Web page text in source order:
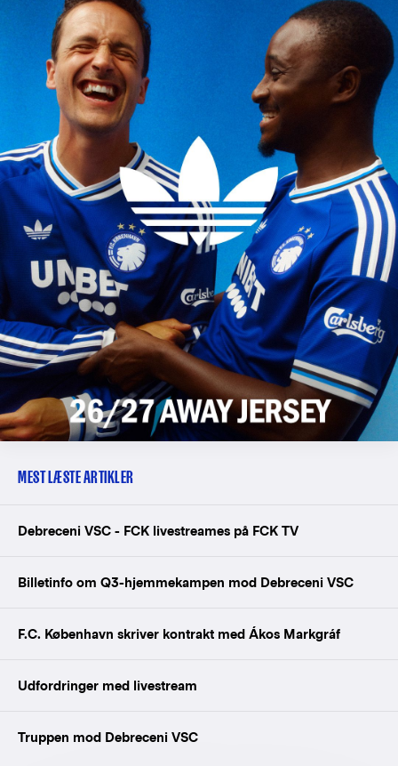
MEST LÆSTE ARTIKLER
Debreceni VSC - FCK livestreames på FCK TV
Billetinfo om Q3-hjemmekampen mod Debreceni VSC
F.C. København skriver kontrakt med Ákos Markgráf
Udfordringer med livestream
Truppen mod Debreceni VSC